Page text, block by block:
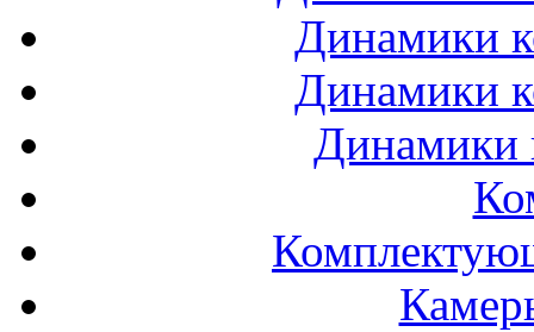
Динамики
Динамики
Динамики